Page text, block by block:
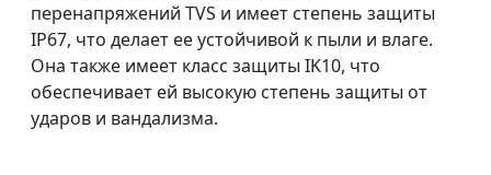
перенапряжений TVS и имеет степень защиты
IP67, что делает ее устойчивой к пыли и влаге.
Она также имеет класс защиты IK10, что
обеспечивает ей высокую степень защиты от
ударов и вандализма.